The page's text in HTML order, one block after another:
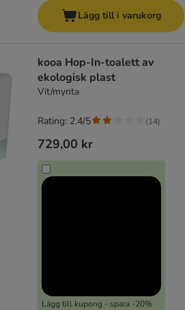
Lägg till i varukorg
kooa Hop-In-toalett av
ekologisk plast
Vit/mynta
729,00 kr
Lägg till kupong - spara -20%
Rating: 2.4/5 (14)